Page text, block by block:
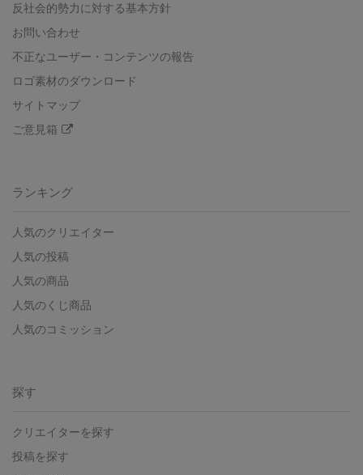
反社会的勢力に対する基本方針
お問い合わせ
不正なユーザー・コンテンツの報告
ロゴ素材のダウンロード
サイトマップ
ご意見箱
ランキング
人気のクリエイター
人気の投稿
人気の商品
人気のくじ商品
人気のコミッション
探す
クリエイターを探す
投稿を探す